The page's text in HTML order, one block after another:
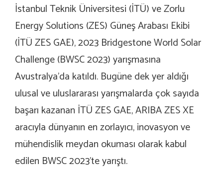
İstanbul Teknik Üniversitesi (İTÜ) ve Zorlu
Energy Solutions (ZES) Güneş Arabası Ekibi
(İTÜ ZES GAE), 2023 Bridgestone World Solar
Challenge (BWSC 2023) yarışmasına
Avustralya’da katıldı. Bugüne dek yer aldığı
ulusal ve uluslararası yarışmalarda çok sayıda
başarı kazanan İTÜ ZES GAE, ARIBA ZES XE
aracıyla dünyanın en zorlayıcı, inovasyon ve
mühendislik meydan okuması olarak kabul
edilen BWSC 2023’te yarıştı.